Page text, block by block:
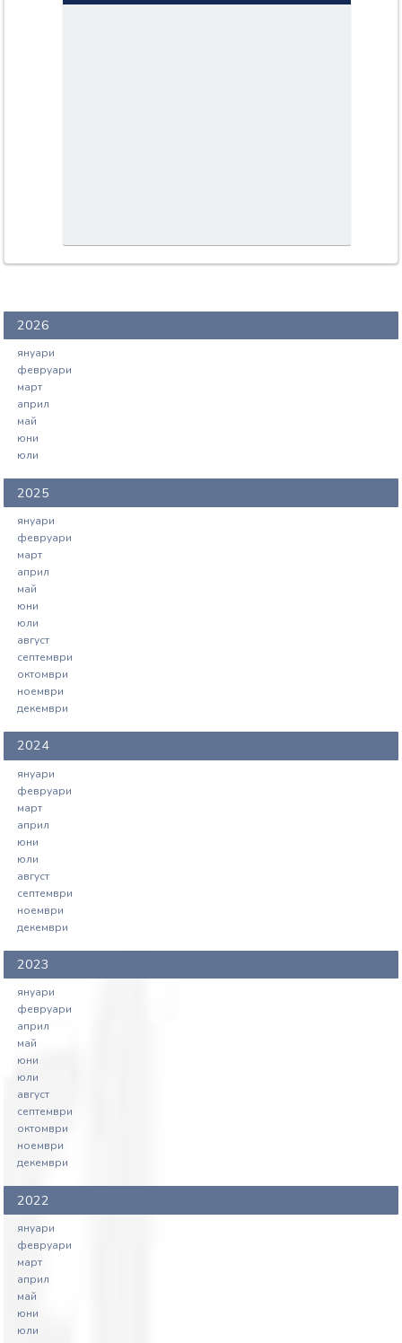
2026
януари
февруари
март
април
май
юни
юли
2025
януари
февруари
март
април
май
юни
юли
август
септември
октомври
ноември
декември
2024
януари
февруари
март
април
юни
юли
август
септември
ноември
декември
2023
януари
февруари
април
май
юни
юли
август
септември
октомври
ноември
декември
2022
януари
февруари
март
април
май
юни
юли